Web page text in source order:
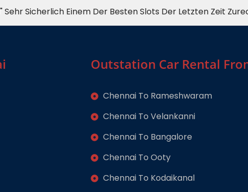
Sicherlich Einem Der Besten Slots Der Letzten Zeit
Outstation Car Rental
Chennai To Rameshwaram
Chennai To Velankanni
Chennai To Bangalore
Chennai To Ooty
Chennai To Kodaikanal